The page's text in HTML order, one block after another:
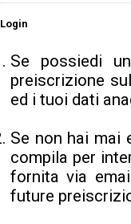
Login
Se possiedi
preiscrizione
ed i tuoi dati
Se non hai mai
compila per
fornita via
future